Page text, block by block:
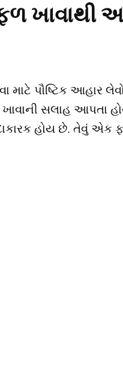
ખાવાથી
માટે પૌષ્ટિક
સલાહ આપતા
હોય છે. તેવું